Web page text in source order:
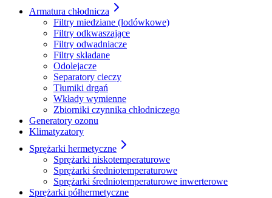
Armatura chłodnicza
Filtry miedziane (lodówkowe)
Filtry odkwaszające
Filtry odwadniacze
Filtry składane
Odolejacze
Separatory cieczy
Tłumiki drgań
Wkłady wymienne
Zbiorniki czynnika chłodniczego
Generatory ozonu
Klimatyzatory
Sprężarki hermetyczne
Sprężarki niskotemperaturowe
Sprężarki średniotemperaturowe
Sprężarki średniotemperaturowe inwerterowe
Sprężarki półhermetyczne